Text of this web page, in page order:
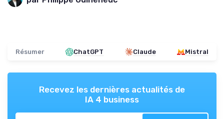
Résumer ChatGPT Claude Mistral
Recevez les dernières actualités de
IA 4 business